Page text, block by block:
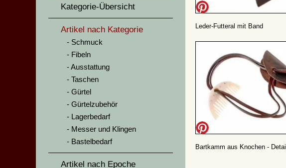
Kategorie-Übersicht
Artikel nach Kategorie
Schmuck
Fibeln
Ausstattung
Taschen
Gürtel
Gürtelzubehör
Lagerbedarf
Messer und Klingen
Bastelbedarf
Artikel nach Epoche
Leder-Futteral mit Band
Bartkamm aus Knochen - Detail